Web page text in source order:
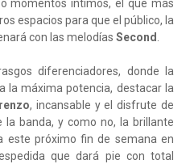
momentos íntimos, el que más
espacios para que el público, la
con las melodías Second .
diferenciadores, donde la
la máxima potencia, destacar la
, incansable y el disfrute de
banda, y como no, la brillante
este próximo fin de semana en
que dará pie con total